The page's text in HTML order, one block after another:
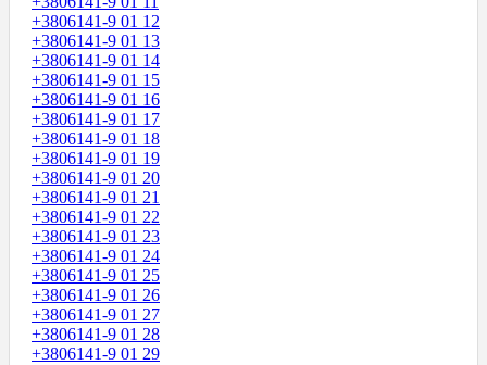
+3806141-9 01 12
+3806141-9 01 13
+3806141-9 01 14
+3806141-9 01 15
+3806141-9 01 16
+3806141-9 01 17
+3806141-9 01 18
+3806141-9 01 19
+3806141-9 01 20
+3806141-9 01 21
+3806141-9 01 22
+3806141-9 01 23
+3806141-9 01 24
+3806141-9 01 25
+3806141-9 01 26
+3806141-9 01 27
+3806141-9 01 28
+3806141-9 01 29